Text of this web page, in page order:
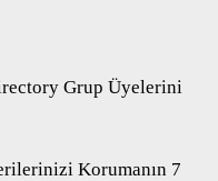
Grup Üyelerini
Korumanın 7